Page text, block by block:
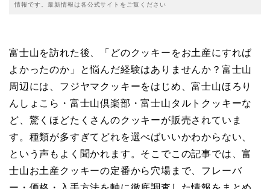
情報です。最新情報は各公式サイトをご覧ください
富士山を訪れた後、「どのクッキーをお土産にすれば
よかったのか」と悩んだ経験はありませんか？富士山
周辺には、フジヤマクッキーをはじめ、富士山ほろり
んしょこら・富士山倶楽部・富士山タルトクッキーな
ど、驚くほどたくさんのクッキーが販売されていま
す。種類が多すぎてどれを選べばいいかわからない、
という声もよく聞かれます。そこでこの記事では、富
士山お土産クッキーの定番から穴場まで、フレーバ